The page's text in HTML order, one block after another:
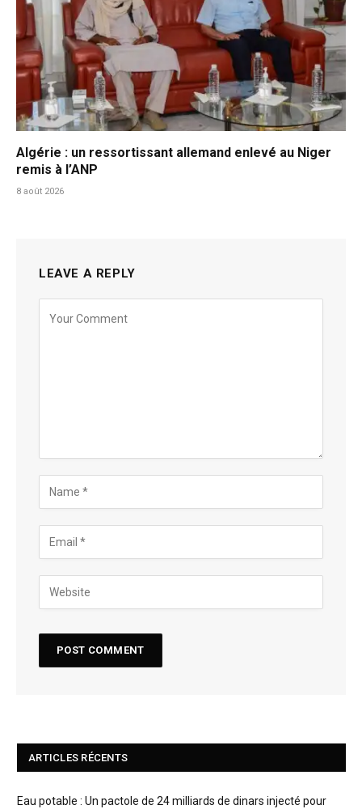
Algérie : un ressortissant allemand enlevé au Niger
remis à l’ANP
8 août 2026
LEAVE A REPLY
ARTICLES RÉCENTS
Eau potable : Un pactole de 24 milliards de dinars injecté pour